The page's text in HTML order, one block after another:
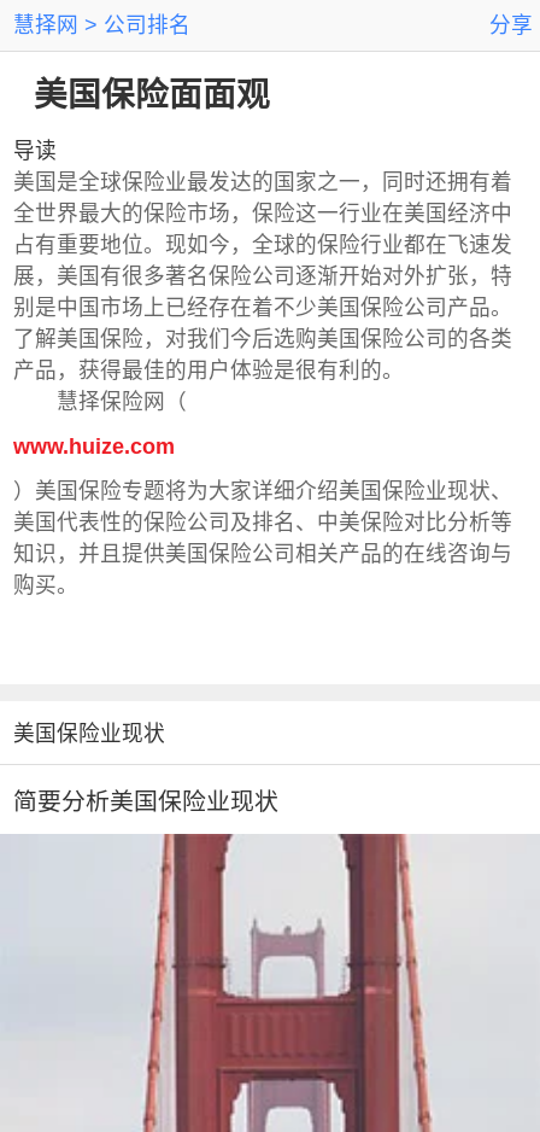
慧择网 公司排名 分享
美国保险面面观
导读
美国是全球保险业最发达的国家之一，同时还拥有着
全世界最大的保险市场，保险这一行业在美国经济中
占有重要地位。现如今，全球的保险行业都在飞速发
展，美国有很多著名保险公司逐渐开始对外扩张，特
别是中国市场上已经存在着不少美国保险公司产品。
了解美国保险，对我们今后选购美国保险公司的各类
产品，获得最佳的用户体验是很有利的。
慧择保险网（
www.huize.com
）美国保险专题将为大家详细介绍美国保险业现状、
美国代表性的保险公司及排名、中美保险对比分析等
知识，并且提供美国保险公司相关产品的在线咨询与
购买。
美国保险业现状
简要分析美国保险业现状